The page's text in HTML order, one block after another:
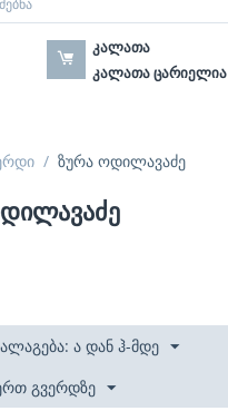
ᲙᲐᲚᲐᲗᲐ
კალათა ცარიელია
/ ზურა ოდილავაძე
ა დან ჰ-მდე
გვერდზე